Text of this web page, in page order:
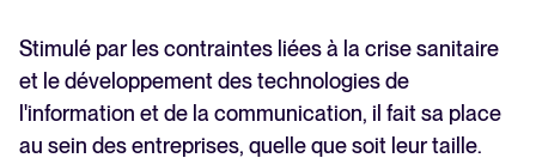
Stimulé par les contraintes liées à la crise sanitaire
et le développement des technologies de
l'information et de la communication, il fait sa place
au sein des entreprises, quelle que soit leur taille.